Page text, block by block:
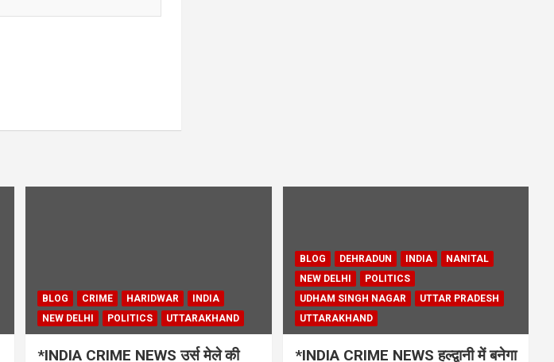
BLOG CRIME HARIDWAR
INDIA
NEW DELHI
POLITICS UTTARAKHAND
*INDIA CRIME NEWS उर्स मेले की
BLOG DEHRADUN INDIA
NANITAL
NEW DELHI
POLITICS
UDHAM SINGH NAGAR
UTTAR PRADESH
UTTARAKHAND
*INDIA CRIME NEWS हल्द्वानी में बनेगा